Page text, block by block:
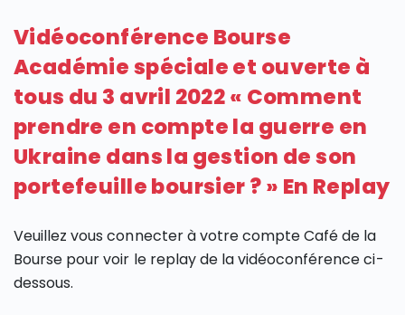
Vidéoconférence Bourse
Académie spéciale et ouverte à
tous du 3 avril 2022 « Comment
prendre en compte la guerre en
Ukraine dans la gestion de son
portefeuille boursier ? » En Replay
Veuillez vous connecter à votre compte Café de la
Bourse pour voir le replay de la vidéoconférence ci-
dessous.